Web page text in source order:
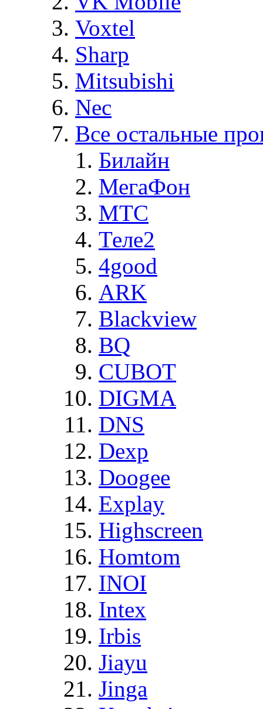
Voxtel
Sharp
Mitsubishi
Nec
Все остальные
Билайн
МегаФон
MTC
Теле2
4good
ARK
Blackview
BQ
CUBOT
DIGMA
DNS
Dexp
Doogee
Explay
Highscreen
Homtom
INOI
Intex
Irbis
Jiayu
Jinga